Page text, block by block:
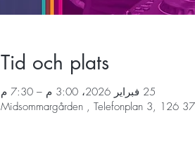
Tid och plats
25 فبراير 2026، 3:00 م – 7:30 م
Midsommargården , Telefonplan 3, 126